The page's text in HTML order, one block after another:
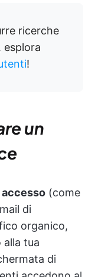
ricerche
esplora
!
un
(come
di
organico,
alla tua
di